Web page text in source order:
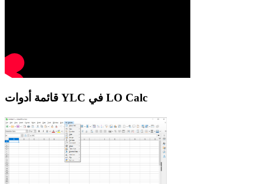
قائمة أدوات YLC في LO Calc